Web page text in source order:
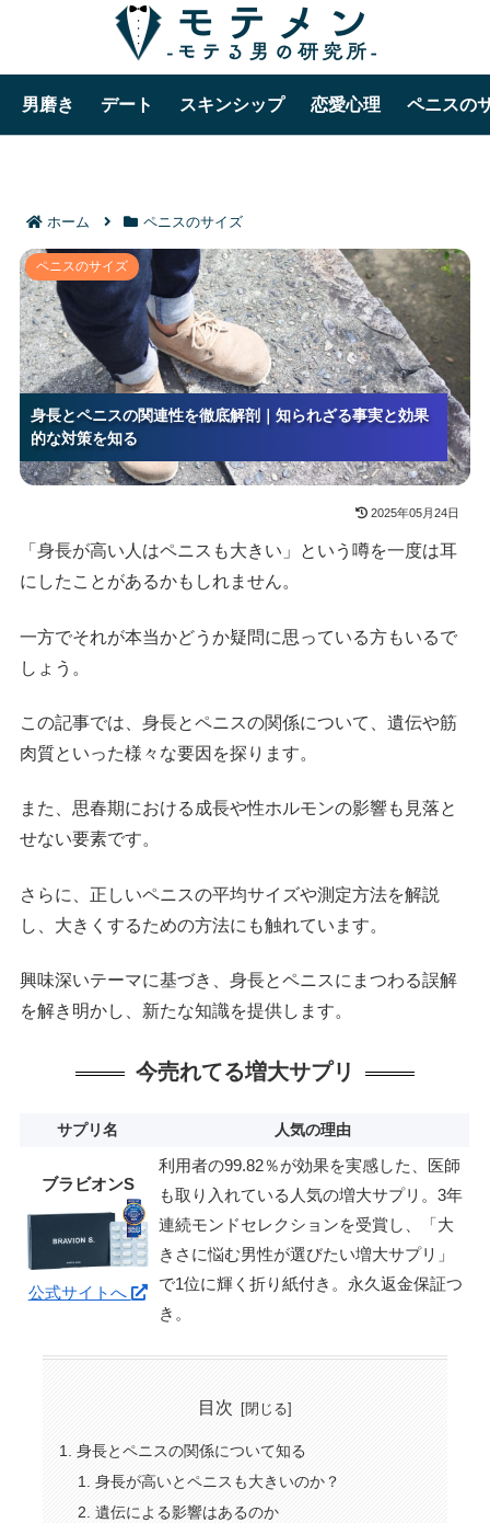
男磨き デート スキンシップ 恋愛心理 ペニスの
ホーム ペニスのサイズ
身長とペニスの関連性を徹底解剖｜知られざる事実と
効果的な対策を知る
身長とペニスの関連性を徹底解剖｜知られざる事実と効果
的な対策を知る
身長とペニスの関連性を徹底解剖｜知られざる事実と効果
的な対策を知る
身長とペニスの関連性を徹底解剖｜知られざる事実と効果
的な対策を知る
ペニスのサイズ
2025年05月24日
「身長が高い人はペニスも大きい」という噂を一度は耳
にしたことがあるかもしれません。
一方でそれが本当かどうか疑問に思っている方もいるで
しょう。
この記事では、身長とペニスの関係について、遺伝や筋
肉質といった様々な要因を探ります。
また、思春期における成長や性ホルモンの影響も見落と
せない要素です。
さらに、正しいペニスの平均サイズや測定方法を解説
し、大きくするための方法にも触れています。
興味深いテーマに基づき、身長とペニスにまつわる誤解
を解き明かし、新たな知識を提供します。
今売れてる増大サプリ
サプリ名 人気の理由
ブラビオンS
公式サイトへ
利用者の99.82％が効果を実感した、医師
も取り入れている人気の増大サプリ。3年
連続モンドセレクションを受賞し、「大
きさに悩む男性が選びたい増大サプリ」
で1位に輝く折り紙付き。永久返金保証つ
き。
目次
身長とペニスの関係について知る
身長が高いとペニスも大きいのか？
遺伝による影響はあるのか